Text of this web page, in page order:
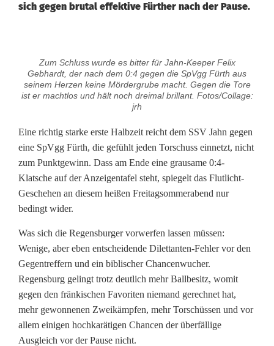
sich gegen brutal effektive Fürther nach der Pause.
h
i
n
L
i
g
a
2
:
S
Zum Schluss wurde es bitter für Jahn-Keeper Felix
Gebhardt, der nach dem 0:4 gegen die SpVgg Fürth aus
seinem Herzen keine Mördergrube macht. Gegen die Tore
ist er machtlos und hält noch dreimal brillant. Fotos/Collage:
jrh
Eine richtig starke erste Halbzeit reicht dem SSV Jahn gegen
eine SpVgg Fürth, die gefühlt jeden Torschuss einnetzt, nicht
zum Punktgewinn. Dass am Ende eine grausame 0:4-
Klatsche auf der Anzeigentafel steht, spiegelt das Flutlicht-
Geschehen an diesem heißen Freitagsommerabend nur
bedingt wider.
Was sich die Regensburger vorwerfen lassen müssen:
Wenige, aber eben entscheidende Dilettanten-Fehler vor den
Gegentreffern und ein biblischer Chancenwucher.
Regensburg gelingt trotz deutlich mehr Ballbesitz, womit
gegen den fränkischen Favoriten niemand gerechnet hat,
mehr gewonnenen Zweikämpfen, mehr Torschüssen und vor
allem einigen hochkarätigen Chancen der überfällige
Ausgleich vor der Pause nicht.